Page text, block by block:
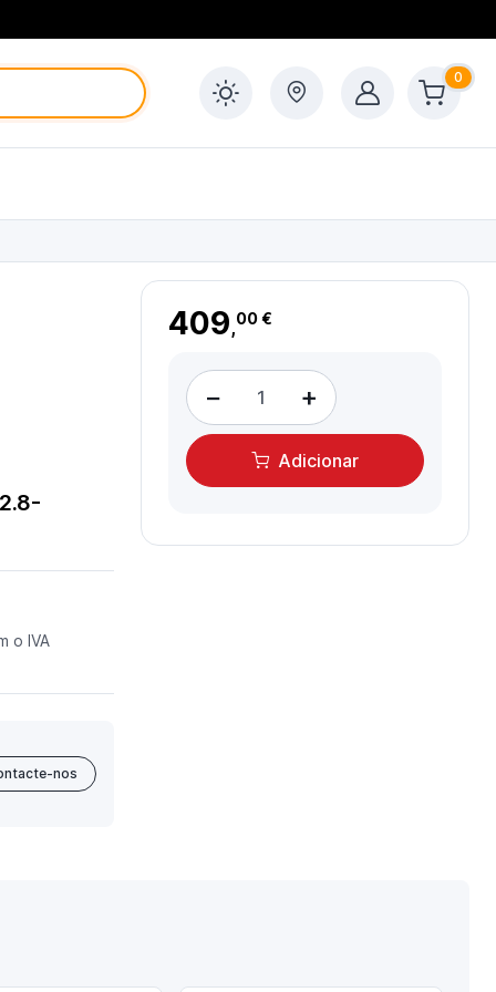
0
o IVA
nos
409,00 €
− +
Adicionar